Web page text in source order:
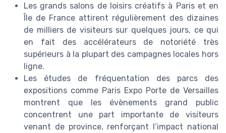
Les grands salons de loisirs créatifs à Paris et en
Île de France attirent régulièrement des dizaines
de milliers de visiteurs sur quelques jours, ce qui
en fait des accélérateurs de notoriété très
supérieurs à la plupart des campagnes locales hors
ligne.
Les études de fréquentation des parcs des
expositions comme Paris Expo Porte de Versailles
montrent que les évènements grand public
concentrent une part importante de visiteurs
venant de province, renforçant l’impact national